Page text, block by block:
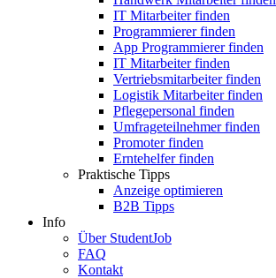
IT Mitarbeiter finden
Programmierer finden
App Programmierer finden
IT Mitarbeiter finden
Vertriebsmitarbeiter finden
Logistik Mitarbeiter finden
Pflegepersonal finden
Umfrageteilnehmer finden
Promoter finden
Erntehelfer finden
Praktische Tipps
Anzeige optimieren
B2B Tipps
Info
Über StudentJob
FAQ
Kontakt